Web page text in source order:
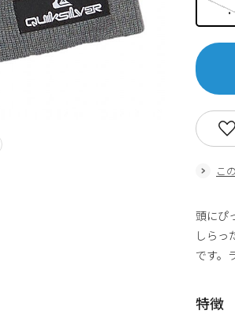
.
こ
頭にぴ
しらっ
です。
特徴